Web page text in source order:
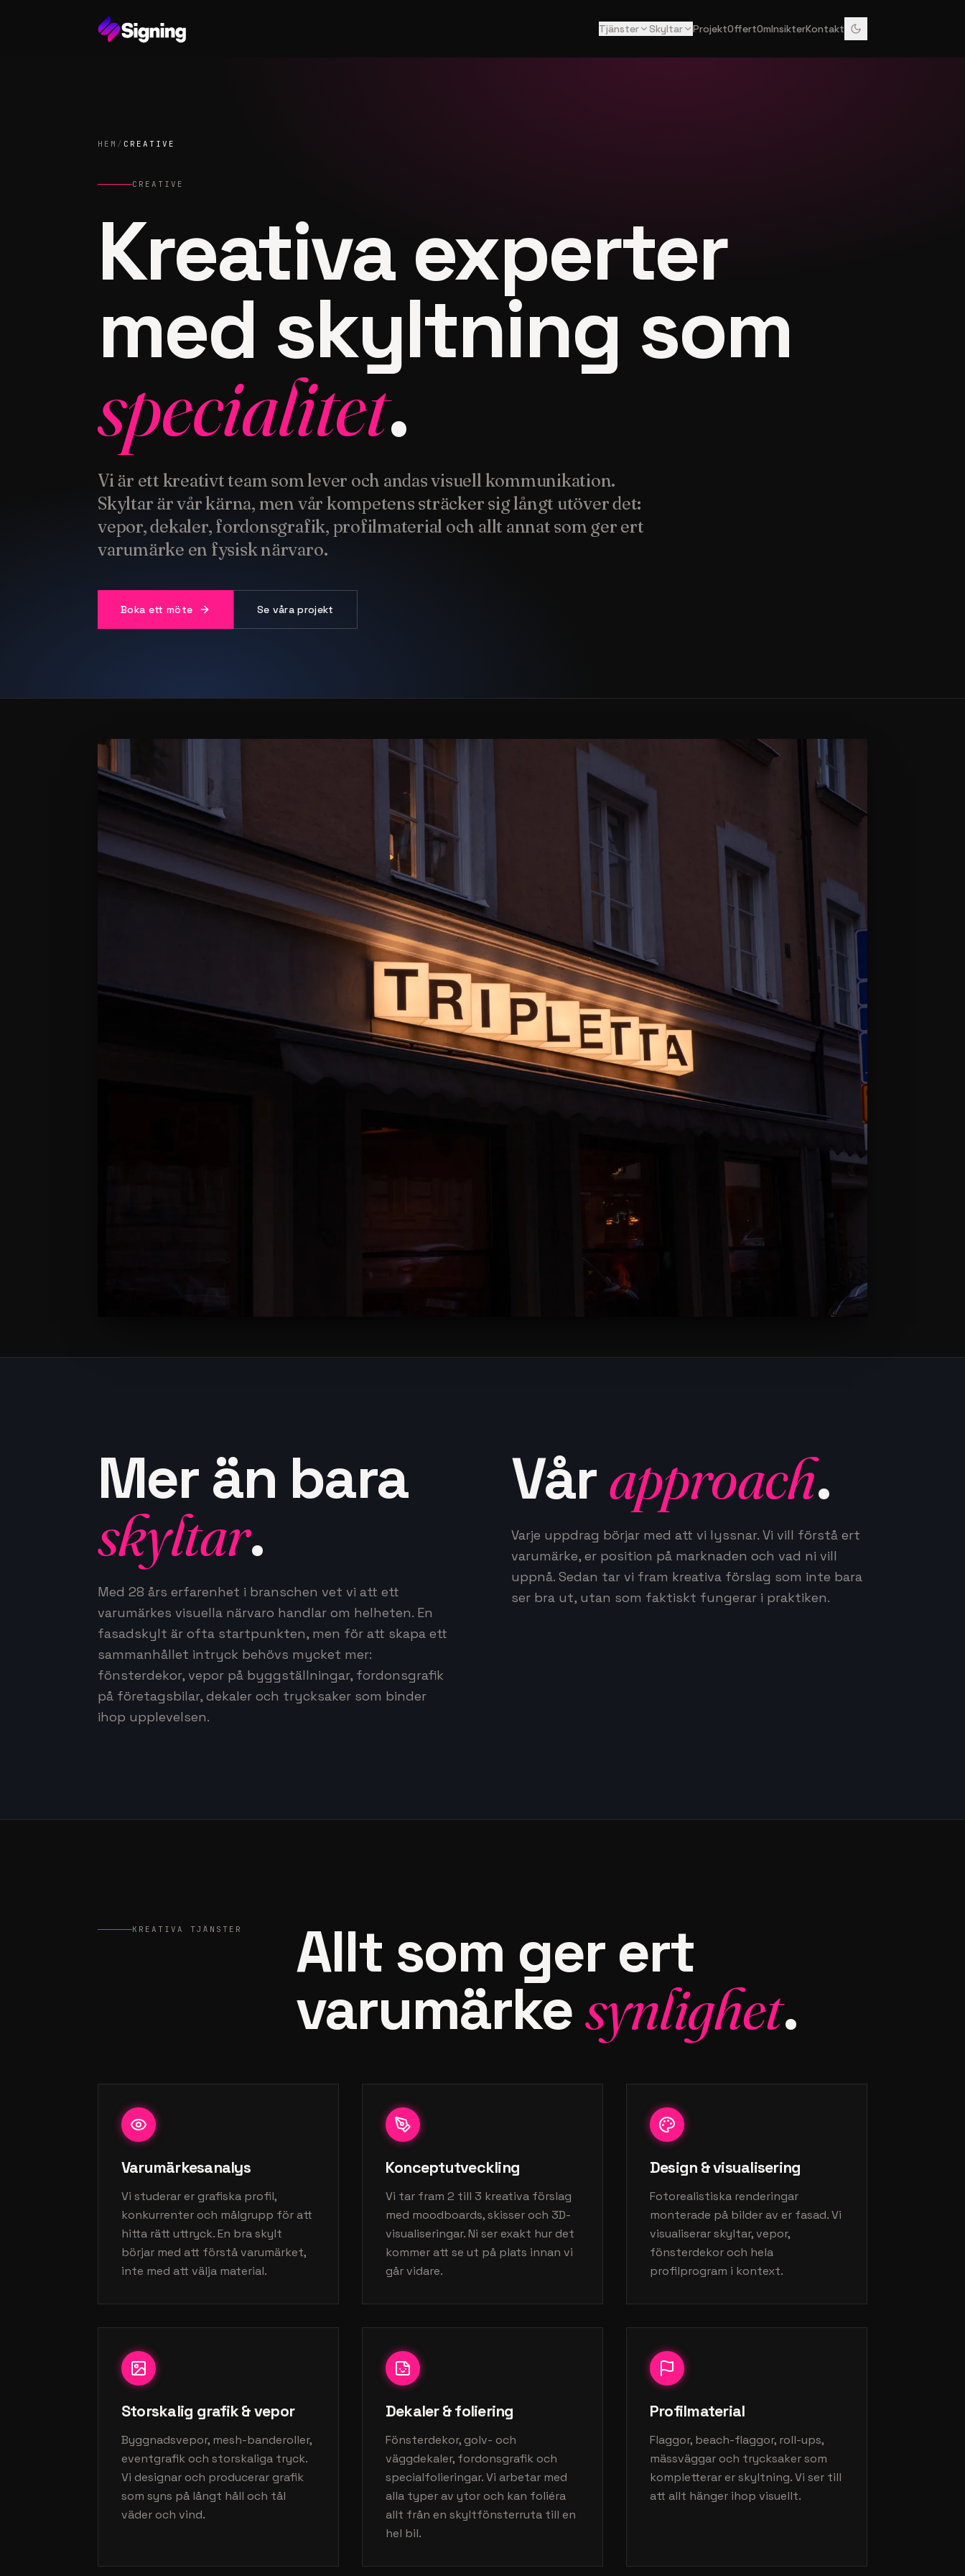
Tjänster Skyltar ProjektOffertOmInsikterKontakt
HEM / CREATIVE
CREATIVE
Kreativa experter
med skyltning som
specialitet.
Vi är ett kreativt team som lever och andas visuell kommunikation.
Skyltar är vår kärna, men vår kompetens sträcker sig långt utöver det:
vepor, dekaler, fordonsgrafik, profilmaterial och allt annat som ger ert
varumärke en fysisk närvaro.
Boka ett möte Se våra projekt
Mer än bara
skyltar.
Med 28 års erfarenhet i branschen vet vi att ett
varumärkes visuella närvaro handlar om helheten. En
fasadskylt är ofta startpunkten, men för att skapa ett
sammanhållet intryck behövs mycket mer:
fönsterdekor, vepor på byggställningar, fordonsgrafik
på företagsbilar, dekaler och trycksaker som binder
ihop upplevelsen.
Vårapproach.
Varje uppdrag börjar med att vi lyssnar. Vi vill förstå ert
varumärke, er position på marknaden och vad ni vill
uppnå. Sedan tar vi fram kreativa förslag som inte bara
ser bra ut, utan som faktiskt fungerar i praktiken.
KREATIVA TJÄNSTER Allt som ger ert
varumärkesynlighet.
Varumärkesanalys
Vi studerar er grafiska profil,
konkurrenter och målgrupp för att
hitta rätt uttryck. En bra skylt
börjar med att förstå varumärket,
inte med att välja material.
Konceptutveckling
Vi tar fram 2 till 3 kreativa förslag
med moodboards, skisser och 3D-
visualiseringar. Ni ser exakt hur det
kommer att se ut på plats innan vi
går vidare.
Design & visualisering
Fotorealistiska renderingar
monterade på bilder av er fasad. Vi
visualiserar skyltar, vepor,
fönsterdekor och hela
profilprogram i kontext.
Storskalig grafik & vepor
Byggnadsvepor, mesh-banderoller,
eventgrafik och storskaliga tryck.
Vi designar och producerar grafik
som syns på långt håll och tål
väder och vind.
Dekaler & foliering
Fönsterdekor, golv- och
väggdekaler, fordonsgrafik och
specialfolieringar. Vi arbetar med
alla typer av ytor och kan foliéra
allt från en skyltfönsterruta till en
hel bil.
Profilmaterial
Flaggor, beach-flaggor, roll-ups,
mässväggar och trycksaker som
kompletterar er skyltning. Vi ser till
att allt hänger ihop visuellt.